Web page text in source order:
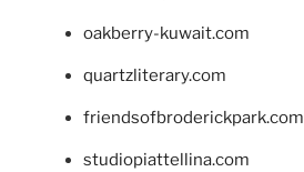
oakberry-kuwait.com
quartzliterary.com
friendsofbroderickpark.com
studiopiattellina.com